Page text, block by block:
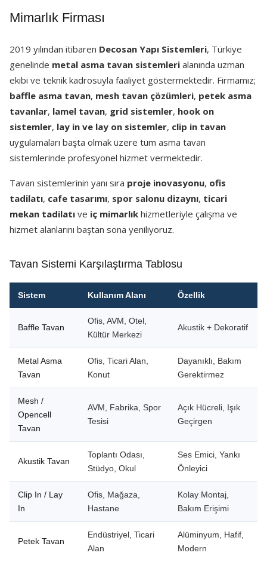
Mimarlık Firması
2019 yılından itibaren Decosan Yapı Sistemleri, Türkiye
genelinde metal asma tavan sistemleri alanında uzman
ekibi ve teknik kadrosuyla faaliyet göstermektedir. Firmamız;
baffle asma tavan, mesh tavan çözümleri, petek asma
tavanlar, lamel tavan, grid sistemler, hook on
sistemler, lay in ve lay on sistemler, clip in tavan
uygulamaları başta olmak üzere tüm asma tavan
sistemlerinde profesyonel hizmet vermektedir.
Tavan sistemlerinin yanı sıra proje inovasyonu, ofis
tadilatı, cafe tasarımı, spor salonu dizaynı, ticari
mekan tadilatı ve iç mimarlık hizmetleriyle çalışma ve
hizmet alanlarını baştan sona yeniliyoruz.
Tavan Sistemi Karşılaştırma Tablosu
Sistem Kullanım Alanı Özellik
Baffle Tavan
Ofis, AVM, Otel,
Kültür Merkezi
Akustik + Dekoratif
Metal Asma
Tavan
Ofis, Ticari Alan,
Konut
Dayanıklı, Bakım
Gerektirmez
Mesh /
Opencell
Tavan
AVM, Fabrika, Spor
Tesisi
Açık Hücreli, Işık
Geçirgen
Akustik Tavan
Toplantı Odası,
Stüdyo, Okul
Ses Emici, Yankı
Önleyici
Clip In / Lay
In
Ofis, Mağaza,
Hastane
Kolay Montaj,
Bakım Erişimi
Petek Tavan
Endüstriyel, Ticari
Alan
Alüminyum, Hafif,
Modern